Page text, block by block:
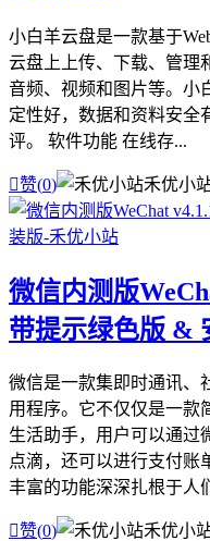
小白羊云盘是一款基于
云盘上上传、下载、管理
音频、视频和图片等。小
定性好，数据和资料安全
评。 软件功能 在线存...
赞(0) 禾优小
微信内测版
带提示绿色版 &
微信是一款集即时通讯、
用程序。它不仅仅是一款
生活助手，用户可以通过
点滴，还可以进行支付账
丰富的功能深深扎根于人
赞(0) 禾优小